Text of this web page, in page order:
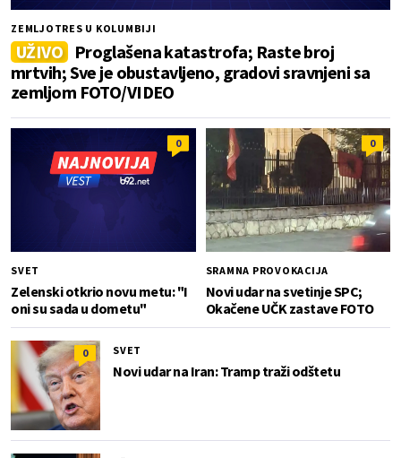
ZEMLJOTRES U KOLUMBIJI
UŽIVO Proglašena katastrofa; Raste broj
mrtvih; Sve je obustavljeno, gradovi sravnjeni sa
zemljom FOTO/VIDEO
0
SVET
Zelenski otkrio novu metu: "I
oni su sada u dometu"
0
SRAMNA PROVOKACIJA
Novi udar na svetinje SPC;
Okačene UČK zastave FOTO
0 SVET
Novi udar na Iran: Tramp traži odštetu